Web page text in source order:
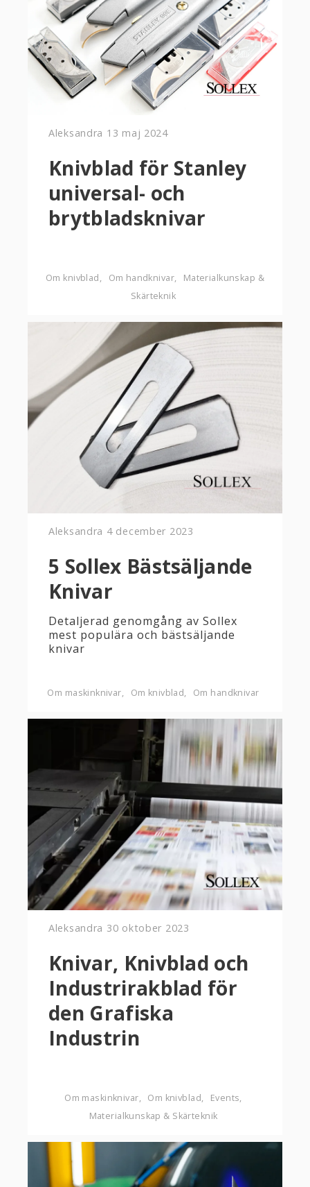
Aleksandra 13 maj 2024
Knivblad för Stanley
universal- och
brytbladsknivar
Om knivblad Om handknivar
Materialkunskap &
Skärteknik
Aleksandra 4 december 2023
5 Sollex Bästsäljande
Knivar
Detaljerad genomgång av Sollex
mest populära och bästsäljande
knivar
Om maskinknivar Om knivblad Om handknivar
Aleksandra 30 oktober 2023
Knivar, Knivblad och
Industrirakblad för
den Grafiska
Industrin‌
Om maskinknivar Om knivblad
Events
Materialkunskap & Skärteknik